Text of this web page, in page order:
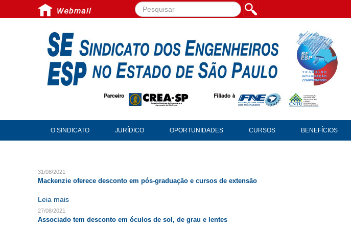
Pesquisar...
O SINDICATO JURÍDICO OPORTUNIDADES CURSOS BENEFÍCIOS
31/08/2021
Mackenzie oferece desconto em pós-graduação e cursos de extensão
Leia mais
27/08/2021
Associado tem desconto em óculos de sol, de grau e lentes